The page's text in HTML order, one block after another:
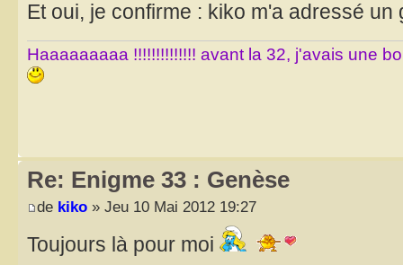
Et oui, je confirme : kiko m'a adressé
Haaaaaaaaa !!!!!!!!!!!!!! avant la 32, j'avais une
Re: Enigme 33 : Genèse
de kiko » Jeu 10 Mai 2012 19:27
Toujours là pour moi